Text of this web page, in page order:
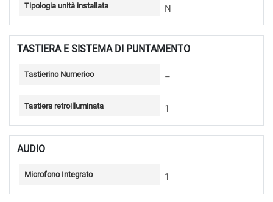
Tipologia unità installata N
TASTIERA E SISTEMA DI PUNTAMENTO
Tastierino Numerico –
Tastiera retroilluminata 1
AUDIO
Microfono Integrato 1